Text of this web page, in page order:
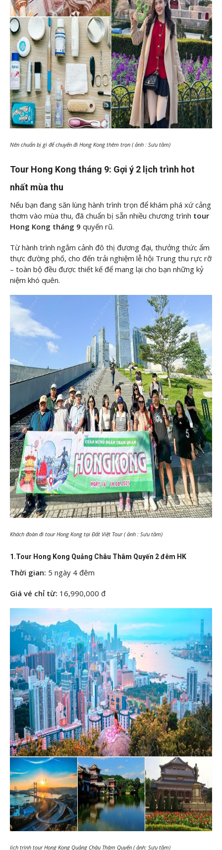
Nên chuẩn bị gì để chuyến đi Hong Kong thêm trọn ( ảnh : Sưu tầm)
Tour Hong Kong tháng 9: Gợi ý 2 lịch trình hot
nhất mùa thu
Nếu bạn đang săn lùng hành trình trọn để khám phá xứ cảng
thơm vào mùa thu, đã chuẩn bị sẵn nhiều chương trình tour
Hong Kong tháng 9 quyến rũ.
Từ hành trình ngắm cảnh đô thị đương đại, thưởng thức ẩm
thực đường phố, cho đến trải nghiệm lễ hội Trung thu rực rỡ
– toàn bộ đều được thiết kế để mang lại cho bạn những kỷ
niệm khó quên.
Khách đoàn đi tour Hong Kong tại Đất Việt Tour ( ảnh : Sưu tầm)
1.Tour Hong Kong Quảng Châu Thâm Quyến 2 đêm HK
Thời gian: 5 ngày 4 đêm
Giá vé chỉ từ: 16,990,000 đ
lịch trình tour Hong Kong Quảng Châu Thâm Quyến ( ảnh: Sưu tầm)